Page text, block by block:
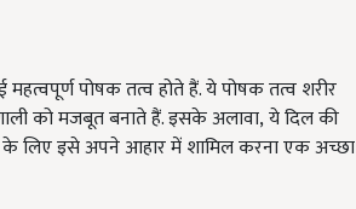
पोषक तत्व होते हैं. ये पोषक तत्व शरीर
को मजबूत बनाते हैं. इसके अलावा, ये दिल की
के लिए इसे अपने आहार में शामिल करना एक अच्छा